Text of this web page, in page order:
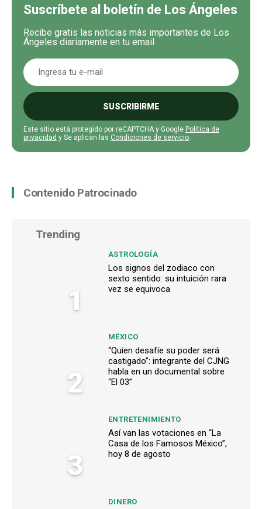
Suscríbete al boletín de Los Ángeles
Recibe gratis las noticias más importantes de Los
Ángeles diariamente en tu email
SUSCRIBIRME
Este sitio está protegido por reCAPTCHA y Google Política de
privacidad y Se aplican las Condiciones de servicio.
Contenido Patrocinado
Trending
1
ASTROLOGÍA
Los signos del zodiaco con
sexto sentido: su intuición rara
vez se equivoca
2
MÉXICO
“Quien desafíe su poder será
castigado”: integrante del CJNG
habla en un documental sobre
“El 03”
3
ENTRETENIMIENTO
Así van las votaciones en “La
Casa de los Famosos México”,
hoy 8 de agosto
DINERO